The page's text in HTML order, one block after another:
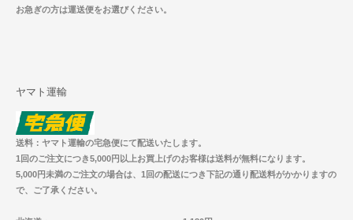
お急ぎの方は運送便をお選びください。
ヤマト運輸
送料：ヤマト運輸の宅急便にて配送いたします。
1回のご注文につき5,000円以上お買上げのお客様は送料が無料になります。
5,000円未満のご注文の場合は、1回の配送につき下記の通り配送料がかかりますの
で、ご了承ください。